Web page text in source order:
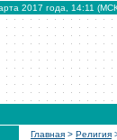
2017 года, 14:11
Главная > Религия